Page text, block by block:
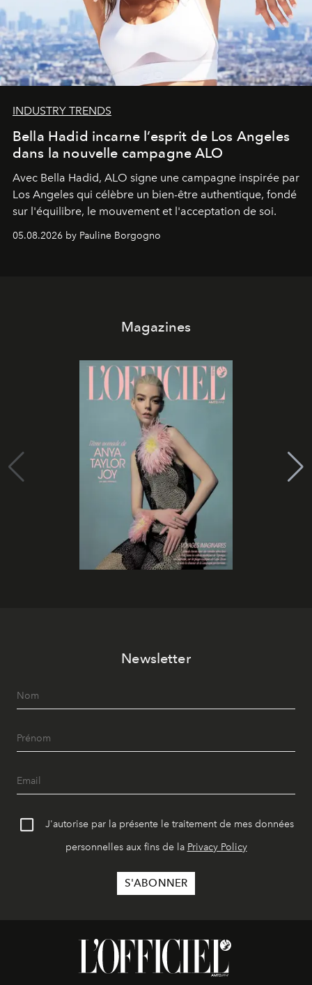
INDUSTRY TRENDS
Bella Hadid incarne l’esprit de Los Angeles
dans la nouvelle campagne ALO
Avec Bella Hadid, ALO signe une campagne inspirée par
Los Angeles qui célèbre un bien-être authentique, fondé
sur l'équilibre, le mouvement et l'acceptation de soi.
05.08.2026 by Pauline Borgogno
Magazines
Newsletter
J'autorise par la présente le traitement de mes données
personnelles aux fins de la Privacy Policy